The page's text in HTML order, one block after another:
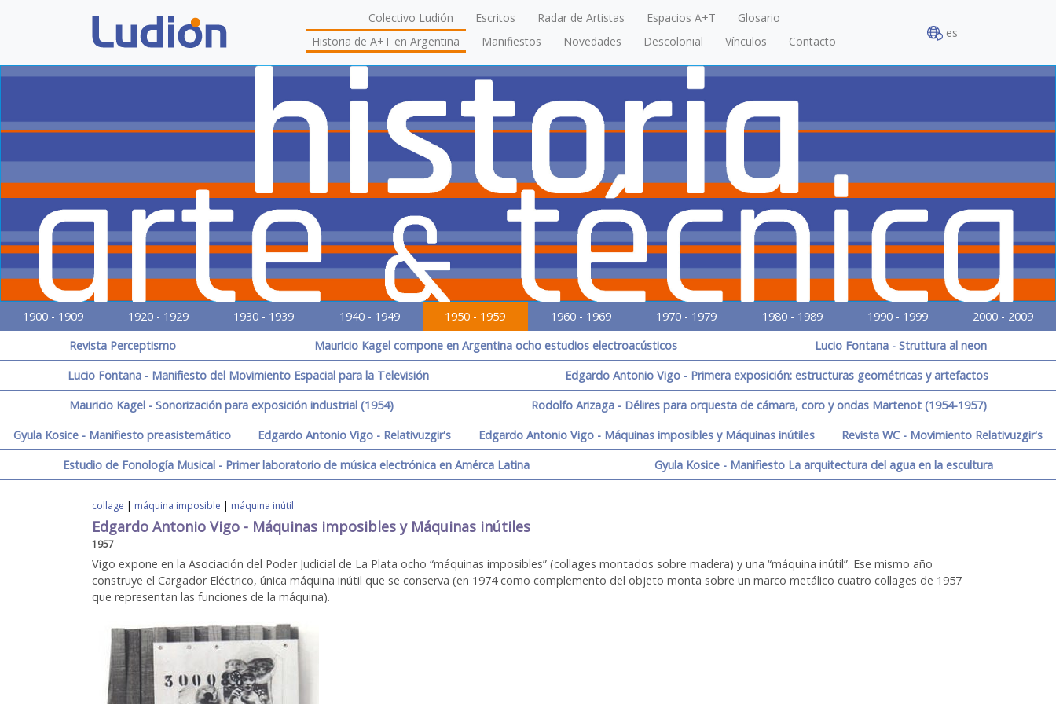
Colectivo Ludión Escritos Radar de Artistas Espacios A+T
Glosario
Historia de A+T en Argentina
Manifiestos Novedades Descolonial Vínculos Contacto
es
1900 - 1909 1920 - 1929 1930 - 1939 1940 - 1949 1950 - 1959 1960 - 1969 1970 - 1979 1980 - 1989 1990 - 1999
2000 - 2009
Revista Perceptismo
Mauricio Kagel compone en Argentina ocho estudios electroacústicos
Lucio Fontana - Struttura al neon
Lucio Fontana - Manifiesto del Movimiento Espacial para la Televisión
Edgardo Antonio Vigo - Primera exposición: estructuras geométricas y artefactos
Mauricio Kagel - Sonorización para exposición industrial (1954)
Rodolfo Arizaga - Délires para orquesta de cámara, coro y ondas Martenot (1954-1957)
Gyula Kosice - Manifiesto preasistemático
Edgardo Antonio Vigo - Relativuzgir's Edgardo Antonio Vigo - Máquinas imposibles y Máquinas inútiles
Revista WC - Movimiento Relativuzgir's
Estudio de Fonología Musical - Primer laboratorio de música electrónica en Amérca Latina
Gyula Kosice - Manifiesto La arquitectura del agua en la escultura
collage | máquina imposible | máquina inútil
Edgardo Antonio Vigo - Máquinas imposibles y Máquinas inútiles
1957
Vigo expone en la Asociación del Poder Judicial de La Plata ocho “máquinas imposibles” (collages montados sobre madera) y una “máquina inútil”. Ese mismo año
construye el Cargador Eléctrico, única máquina inútil que se conserva (en 1974 como complemento del objeto monta sobre un marco metálico cuatro collages de 1957
que representan las funciones de la máquina).